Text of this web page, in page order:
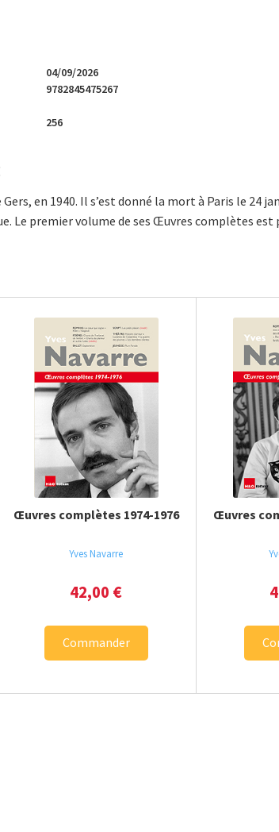
04/09/2026
9782845475267
256
Gers, en 1940. Il s’est donné la mort à Paris le
Le premier volume de ses Œuvres complètes
Œuvres complètes 1974-1976
Yves Navarre
42,00 €
Commander
Œuvres